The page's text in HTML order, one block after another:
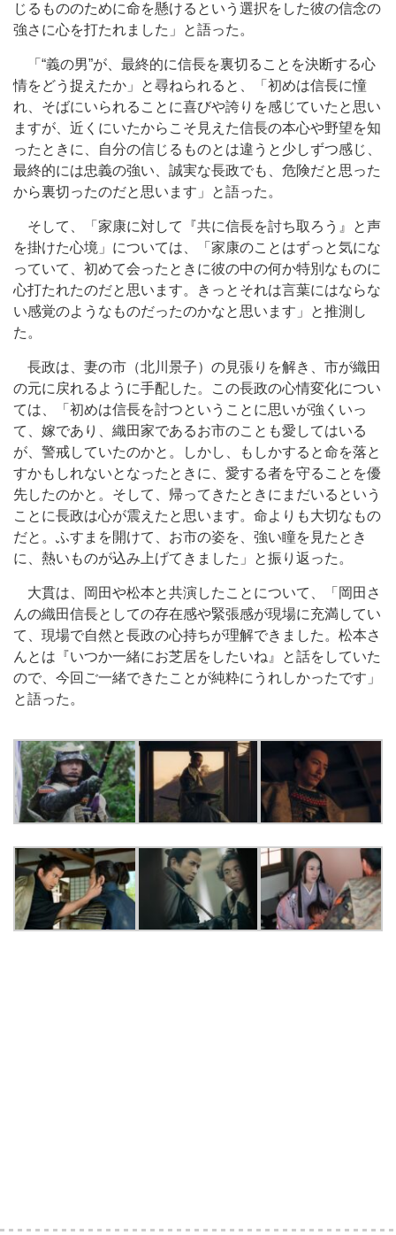
じるもののために命を懸けるという選択をした彼の信念の
強さに心を打たれました」と語った。
「“義の男”が、最終的に信長を裏切ることを決断する心
情をどう捉えたか」と尋ねられると、「初めは信長に憧
れ、そばにいられることに喜びや誇りを感じていたと思い
ますが、近くにいたからこそ見えた信長の本心や野望を知
ったときに、自分の信じるものとは違うと少しずつ感じ、
最終的には忠義の強い、誠実な長政でも、危険だと思った
から裏切ったのだと思います」と語った。
そして、「家康に対して『共に信長を討ち取ろう』と声
を掛けた心境」については、「家康のことはずっと気にな
っていて、初めて会ったときに彼の中の何か特別なものに
心打たれたのだと思います。きっとそれは言葉にはならな
い感覚のようなものだったのかなと思います」と推測し
た。
長政は、妻の市（北川景子）の見張りを解き、市が織田
の元に戻れるように手配した。この長政の心情変化につい
ては、「初めは信長を討つということに思いが強くいっ
て、嫁であり、織田家であるお市のことも愛してはいる
が、警戒していたのかと。しかし、もしかすると命を落と
すかもしれないとなったときに、愛する者を守ることを優
先したのかと。そして、帰ってきたときにまだいるという
ことに長政は心が震えたと思います。命よりも大切なもの
だと。ふすまを開けて、お市の姿を、強い瞳を見たとき
に、熱いものが込み上げてきました」と振り返った。
大貫は、岡田や松本と共演したことについて、「岡田さ
んの織田信長としての存在感や緊張感が現場に充満してい
て、現場で自然と長政の心持ちが理解できました。松本さ
んとは『いつか一緒にお芝居をしたいね』と話をしていた
ので、今回ご一緒できたことが純粋にうれしかったです」
と語った。